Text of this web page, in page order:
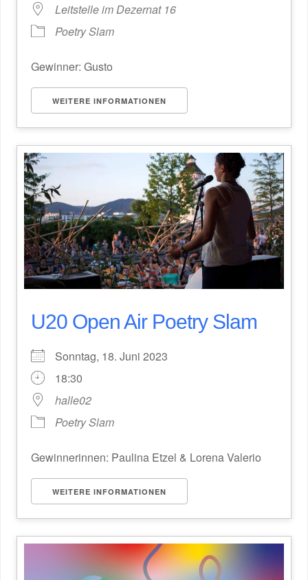
Leitstelle im Dezernat 16
Poetry Slam
Gewinner: Gusto
WEITERE INFORMATIONEN
U20 Open Air Poetry Slam
Sonntag, 18. Juni 2023
18:30
halle02
Poetry Slam
Gewinnerinnen: Paulina Etzel & Lorena Valerio
WEITERE INFORMATIONEN